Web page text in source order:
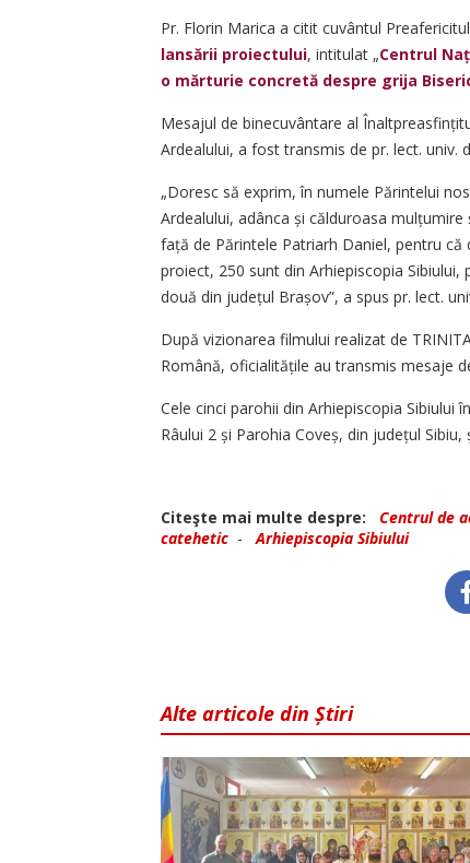
Pr. Florin Marica a citit cuvântul
lansării proiectului, intitulat „Centrul
o mărturie concretă despre grija
Mesajul de binecuvântare al
Ardealului, a fost transmis de pr. lect. univ.
„Doresc să exprim, în numele Părintelui
Ardealului, adânca și călduroasa
față de Părintele Patriarh Daniel, pentru
proiect, 250 sunt din Arhiepiscopia
două din județul Brașov”, a spus pr. lect.
După vizionarea filmului realizat de
Română, oficialitățile au transmis mesaje
Cele cinci parohii din Arhiepiscopia Sibiului
Râului 2 și Parohia Coveș, din județul
Citeşte mai multe despre: Centrul de
catehetic -Arhiepiscopia Sibiului
Alte articole din Știri